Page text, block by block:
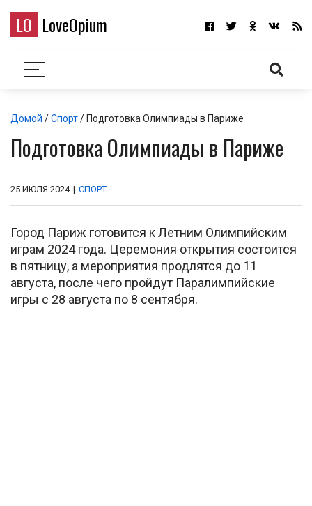
LO LoveOpium
Домой /Спорт/ Подготовка Олимпиады в Париже
Подготовка Олимпиады в Париже
25 ИЮЛЯ 2024 | СПОРТ
Город Париж готовится к Летним Олимпийским
играм 2024 года. Церемония открытия состоится
в пятницу, а мероприятия продлятся до 11
августа, после чего пройдут Паралимпийские
игры с 28 августа по 8 сентября.